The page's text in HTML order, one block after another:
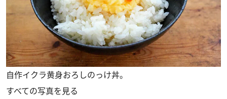
自作イクラ黄身おろしのっけ丼。
すべての写真を見る